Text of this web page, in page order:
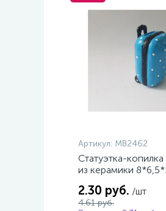
Артикул: MB2462
Статуэтка-
из керамики
2.30 руб. /шт
4.61 руб.